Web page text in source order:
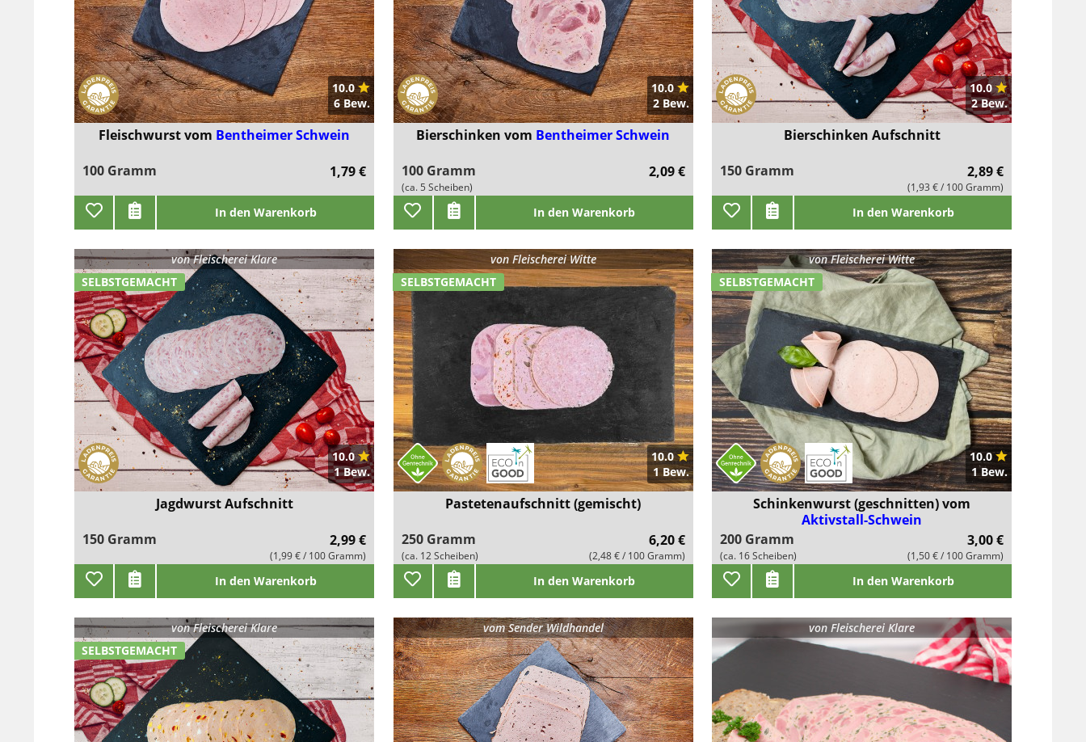
10.0
6 Bew.
Fleischwurst vom Bentheimer Schwein
100 Gramm
1,79 €
In den Warenkorb
10.0
2 Bew.
Bierschinken vom Bentheimer Schwein
100 Gramm
(ca. 5 Scheiben)
2,09 €
In den Warenkorb
10.0
2 Bew.
Bierschinken Aufschnitt
150 Gramm
2,89 €
(1,93 € / 100 Gramm)
In den Warenkorb
SELBSTGEMACHT
vonFleischerei Klare
10.0
1 Bew.
Jagdwurst Aufschnitt
150 Gramm
2,99 €
(1,99 € / 100 Gramm)
In den Warenkorb
SELBSTGEMACHT
vonFleischerei Witte
10.0
1 Bew.
Pastetenaufschnitt (gemischt)
250 Gramm
(ca. 12 Scheiben)
6,20 €
(2,48 € / 100 Gramm)
In den Warenkorb
SELBSTGEMACHT
vonFleischerei Witte
10.0
1 Bew.
Schinkenwurst (geschnitten) vom
Aktivstall-Schwein
200 Gramm
(ca. 16 Scheiben)
3,00 €
(1,50 € / 100 Gramm)
In den Warenkorb
SELBSTGEMACHT
vonFleischerei Klare vomSender Wildhandel vonFleischerei Klare